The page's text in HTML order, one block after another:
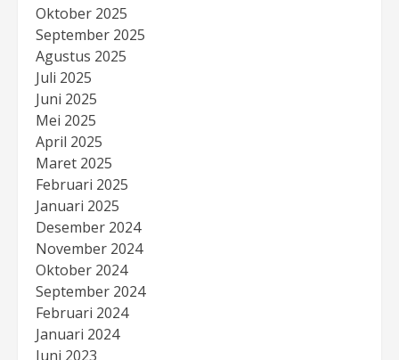
Oktober 2025
September 2025
Agustus 2025
Juli 2025
Juni 2025
Mei 2025
April 2025
Maret 2025
Februari 2025
Januari 2025
Desember 2024
November 2024
Oktober 2024
September 2024
Februari 2024
Januari 2024
Juni 2023